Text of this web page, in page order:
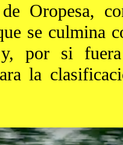
Oropesa,
se culmina
y, por si
la